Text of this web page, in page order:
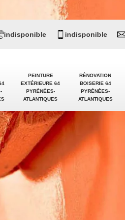
PEINTURE
EXTÉRIEURE 64
PYRÉNÉES-
ATLANTIQUES
RÉNOVATION
BOISERIE 64
PYRÉNÉES-
ATLANTIQUES
indisponible indisponible